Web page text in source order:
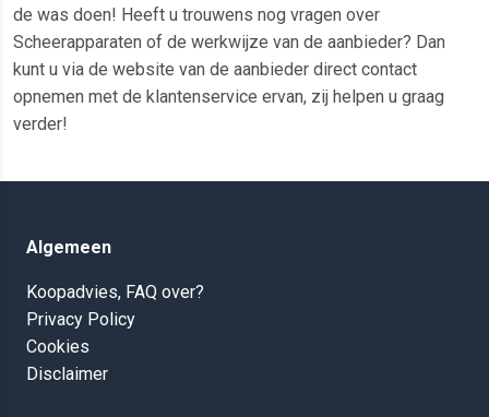
de was doen! Heeft u trouwens nog vragen over
Scheerapparaten of de werkwijze van de aanbieder? Dan
kunt u via de website van de aanbieder direct contact
opnemen met de klantenservice ervan, zij helpen u graag
verder!
Algemeen
Koopadvies, FAQ over?
Privacy Policy
Cookies
Disclaimer